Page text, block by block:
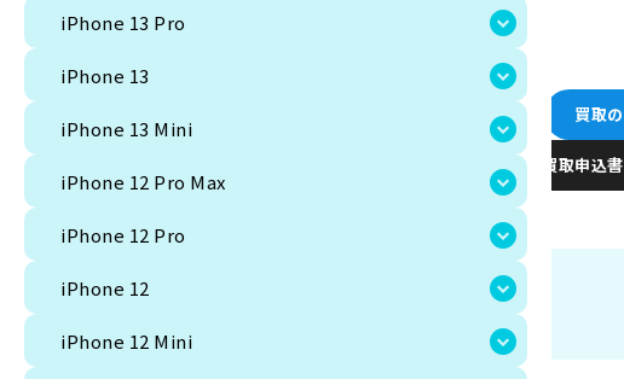
iPhone 13 Pro
iPhone 13
iPhone 13 Mini
iPhone 12 Pro Max
iPhone 12 Pro
iPhone 12
iPhone 12 Mini
すべての商品共通の注意文言
買取
買取申込